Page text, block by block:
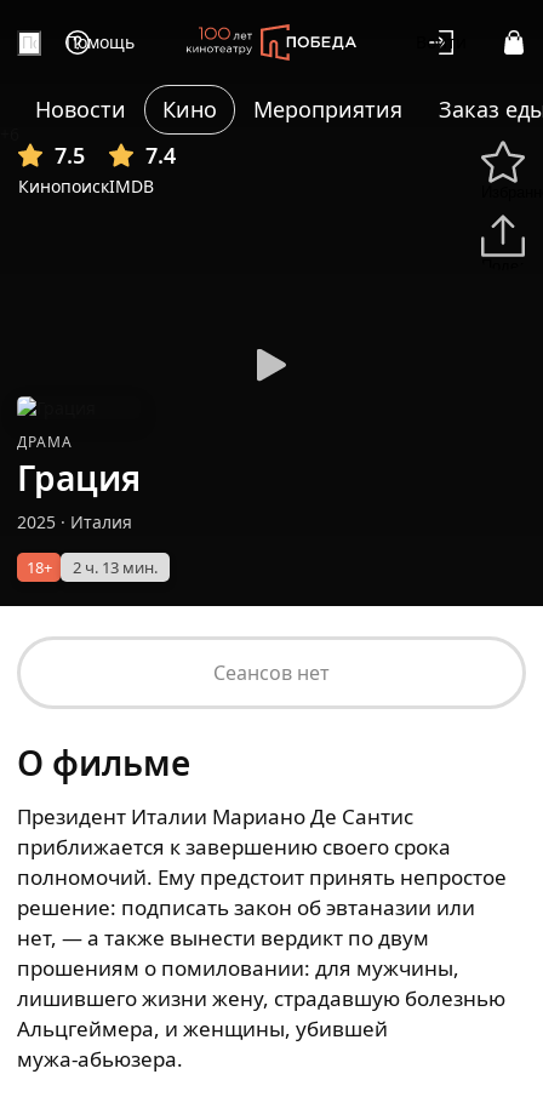
Помощь Войти
Новости Кино Мероприятия
Заказ
7.5
Кинопоиск
7.4
IMDB
ДРАМА
Грация
2025 · Италия
18+ 2 ч. 13 мин.
Сеансов нет
О фильме
Президент Италии Мариано Де Сантис
приближается к завершению своего срока
полномочий. Ему предстоит принять непростое
решение: подписать закон об эвтаназии или
нет, — а также вынести вердикт по двум
прошениям о помиловании: для мужчины,
лишившего жизни жену, страдавшую болезнью
Альцгеймера, и женщины, убившей
мужа‑абьюзера.